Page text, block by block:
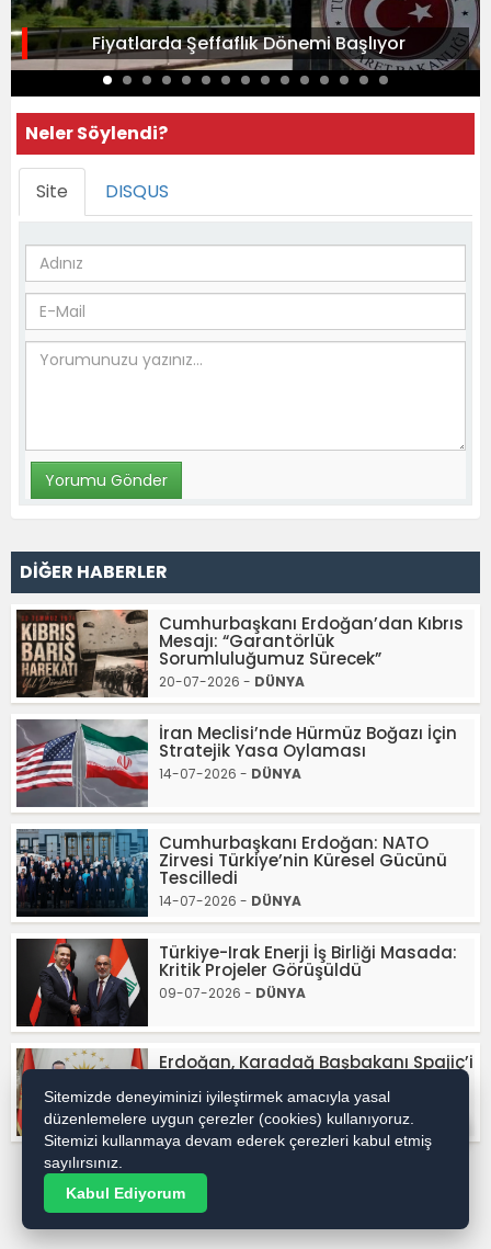
Fiyatlarda Şeffaflık Dönemi Başlıyor
Neler Söylendi?
Site DISQUS
DİĞER HABERLER
Cumhurbaşkanı Erdoğan’dan Kıbrıs
Mesajı: “Garantörlük
Sorumluluğumuz Sürecek”
20-07-2026 - DÜNYA
İran Meclisi’nde Hürmüz Boğazı İçin
Stratejik Yasa Oylaması
14-07-2026 - DÜNYA
Cumhurbaşkanı Erdoğan: NATO
Zirvesi Türkiye’nin Küresel Gücünü
Tescilledi
14-07-2026 - DÜNYA
Türkiye-Irak Enerji İş Birliği Masada:
Kritik Projeler Görüşüldü
09-07-2026 - DÜNYA
Erdoğan, Karadağ Başbakanı Spajiç’i
09-07-2026 -DÜNYA
Sitemizde deneyiminizi iyileştirmek amacıyla yasal
düzenlemelere uygun çerezler (cookies) kullanıyoruz.
Sitemizi kullanmaya devam ederek çerezleri kabul etmiş
sayılırsınız.
Kabul Ediyorum
WhatsApp İhbar / Reklam